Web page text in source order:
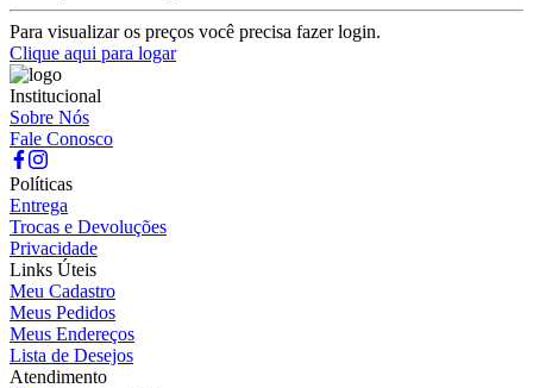
Para visualizar os preços você precisa fazer login.
Clique aqui para logar
Institucional
Sobre Nós
Fale Conosco
Políticas
Entrega
Trocas e Devoluções
Privacidade
Links Úteis
Meu Cadastro
Meus Pedidos
Meus Endereços
Lista de Desejos
Atendimento